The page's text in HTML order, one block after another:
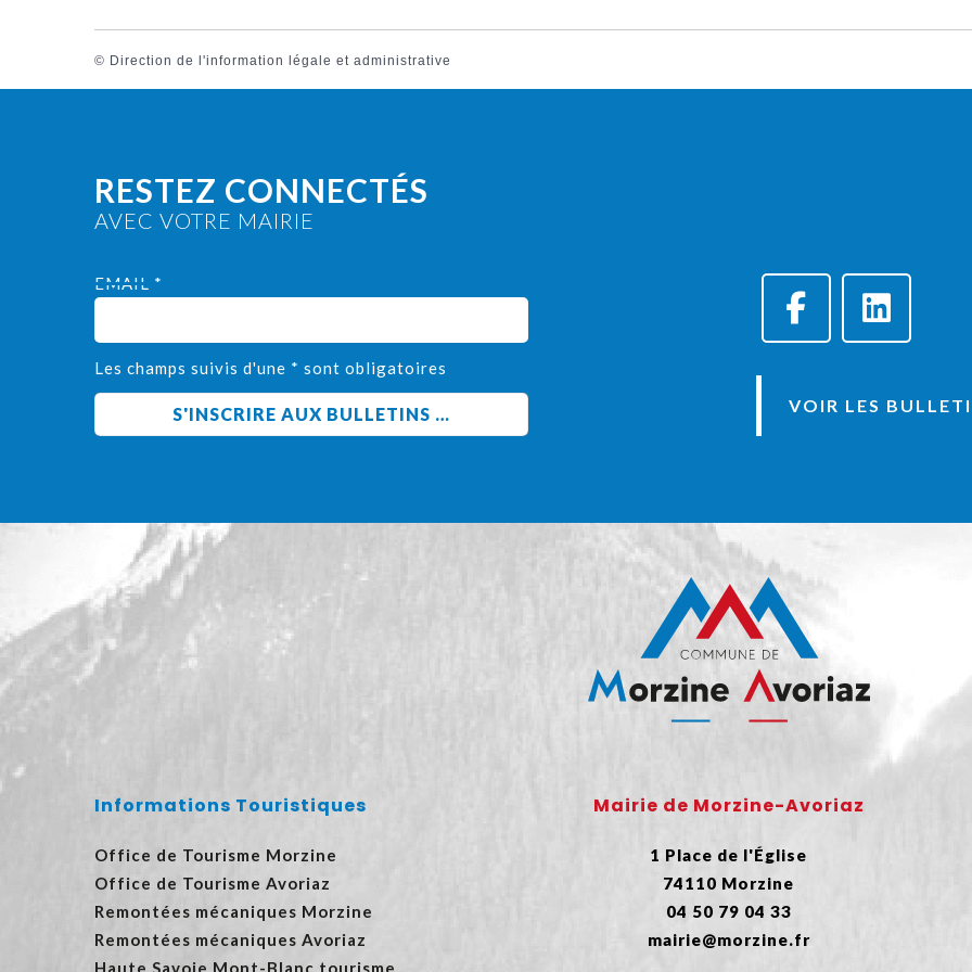
© Direction de l'information légale et administrative
RESTEZ CONNECTÉS
AVEC VOTRE MAIRIE
EMAIL *
Les champs suivis d'une * sont obligatoires
VOIR LES
Informations Touristiques
Office de Tourisme Morzine
Office de Tourisme Avoriaz
Remontées mécaniques Morzine
Remontées mécaniques Avoriaz
Haute Savoie Mont-Blanc tourisme
Mairie de Morzine-Avoriaz
1 Place de l'Église
74110 Morzine
04 50 79 04 33
mairie@morzine.fr